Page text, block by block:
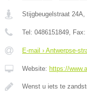
Stijgbeugelstraat 24A
Tel: 0486151849 , Fax:
E-mail › Antwerpse-
Website: https://
Wenst u iets te